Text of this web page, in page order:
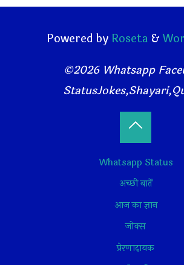
Powered byRoseta &
©2026 Whatsapp
Whatsapp Status
अच्छी बातें
आज का ज्ञान
जोक्स
प्रेरणादायक
Back
to
Top